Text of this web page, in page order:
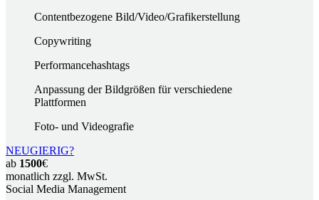
Contentbezogene Bild/Video/Grafikerstellung
Copywriting
Performancehashtags
Anpassung der Bildgrößen für verschiedene
Plattformen
Foto- und Videografie
NEUGIERIG?
ab 1500€
monatlich zzgl. MwSt.
Social Media Management